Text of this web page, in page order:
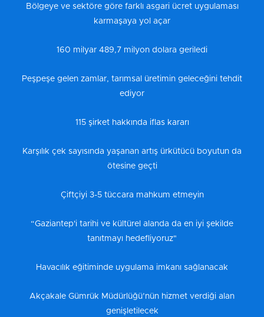
Bölgeye ve sektöre göre farklı asgari ücret uygulaması
karmaşaya yol açar
160 milyar 489,7 milyon dolara geriledi
Peşpeşe gelen zamlar, tarımsal üretimin geleceğini tehdit
ediyor
115 şirket hakkında iflas kararı
Karşılık çek sayısında yaşanan artış ürkütücü boyutun da
ötesine geçti
Çiftçiyi 3-5 tüccara mahkum etmeyin
“Gaziantep'i tarihi ve kültürel alanda da en iyi şekilde
tanıtmayı hedefliyoruz"
Havacılık eğitiminde uygulama imkanı sağlanacak
Akçakale Gümrük Müdürlüğü’nün hizmet verdiği alan
genişletilecek